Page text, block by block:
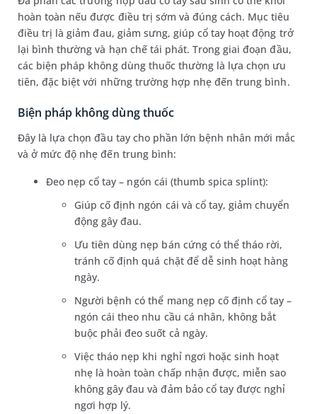
hoàn toàn nếu được điều trị sớm và đúng cách. Mục tiêu
điều trị là giảm đau, giảm sưng, giúp cổ tay hoạt động trở
lại bình thường và hạn chế tái phát. Trong giai đoạn đầu,
các biện pháp không dùng thuốc thường là lựa chọn ưu
tiên, đặc biệt với những trường hợp nhẹ đến trung bình.
Biện pháp không dùng thuốc
Đây là lựa chọn đầu tay cho phần lớn bệnh nhân mới mắc
và ở mức độ nhẹ đến trung bình:
Đeo nẹp cổ tay – ngón cái (thumb spica splint):
Giúp cố định ngón cái và cổ tay, giảm chuyển
động gây đau.
Ưu tiên dùng nẹp bán cứng có thể tháo rời,
tránh cố định quá chặt để dễ sinh hoạt hàng
ngày.
Người bệnh có thể mang nẹp cố định cổ tay –
ngón cái theo nhu cầu cá nhân, không bắt
buộc phải đeo suốt cả ngày.
Việc tháo nẹp khi nghỉ ngơi hoặc sinh hoạt
nhẹ là hoàn toàn chấp nhận được, miễn sao
không gây đau và đảm bảo cổ tay được nghỉ
ngơi hợp lý.